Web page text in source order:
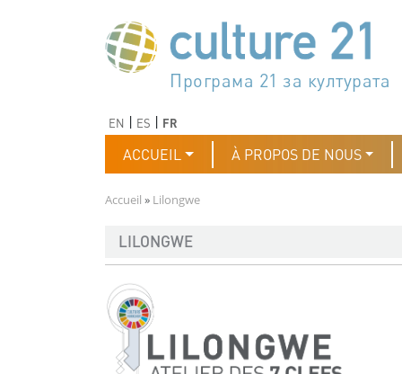
جدول أعمال القرن 21 للثقافة
Програма 21 за културата
Agenda 21 de la cultura
Agjenda 21 për kulturë
Agenda 21 van cultuur
Agenda 21 for culture
Kulturaren Agenda 21
Agenda 21 de la culture
Axenda 21 da cultura
Agenda 21 für Kultur
Agenda 21 della cultura
文化のためのアジェンダ21
دستورکار 21 برای فرهنگ
Agenda 21 dla kultury
Agenda 21 da cultura
Повестка дня 21 для
Agenda 21 za kulturu
Agenda 21 de la cultura
Agenda 21 för kulturen
Kültür için Gündem 21
Порядок денний 21 для
EN ES FR
Navigation principale
ACCUEIL À PROPOS DE NOUS
Fil d'Ariane
Accueil Lilongwe
LILONGWE